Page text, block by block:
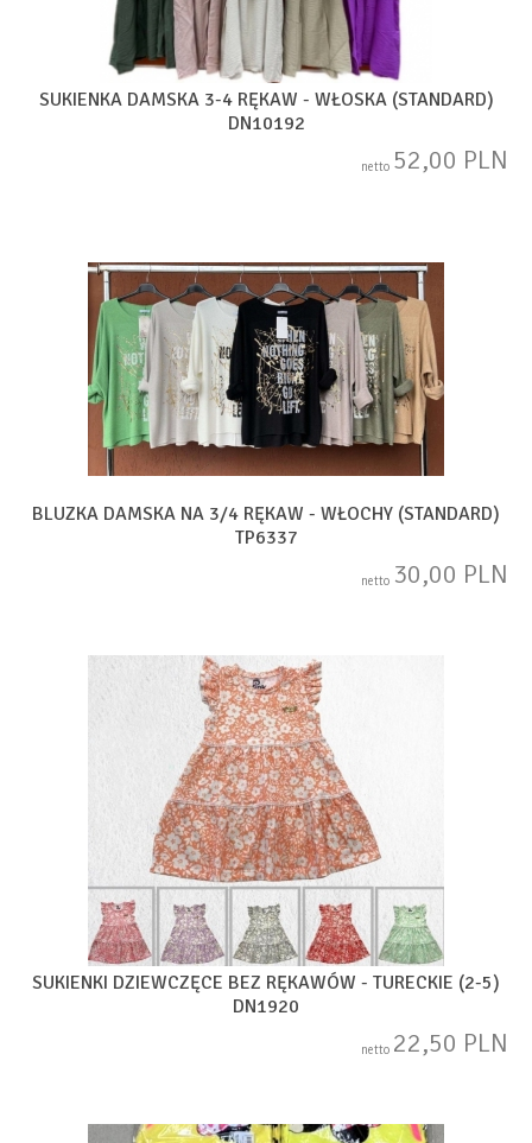
SUKIENKA DAMSKA 3-4 RĘKAW - WŁOSKA (STANDARD)
DN10192
netto 52,00 PLN
BLUZKA DAMSKA NA 3/4 RĘKAW - WŁOCHY (STANDARD)
TP6337
netto 30,00 PLN
SUKIENKI DZIEWCZĘCE BEZ RĘKAWÓW - TURECKIE (2-5)
DN1920
netto 22,50 PLN